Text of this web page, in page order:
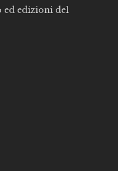
edizioni del